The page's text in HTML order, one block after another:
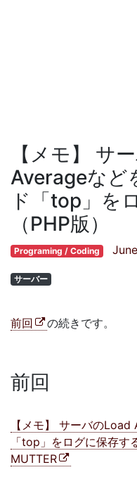
【メモ】 サ
Averageなど
ド「top」を
（PHP版）
Programing / Coding
サーバー
前回 の続きです。
前回
【メモ】 サーバの
「top」をログに保存す
MUTTER